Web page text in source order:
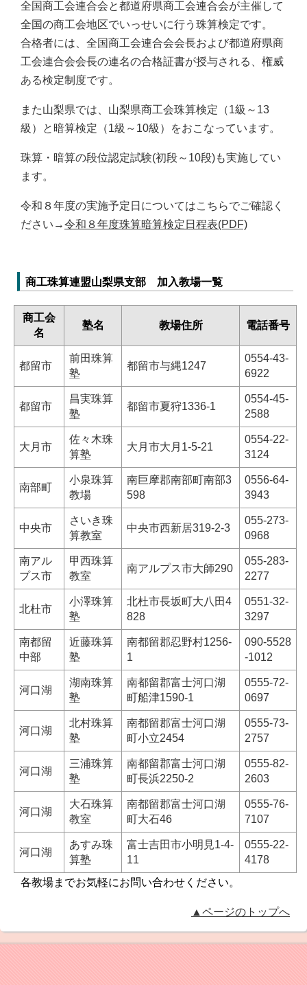
全国商工会連合会と都道府県商工会連合会が主催して
全国の商工会地区でいっせいに行う珠算検定です。
合格者には、全国商工会連合会会長および都道府県商
工会連合会会長の連名の合格証書が授与される、権威
ある検定制度です。
また山梨県では、山梨県商工会珠算検定（1級～13
級）と暗算検定（1級～10級）をおこなっています。
珠算・暗算の段位認定試験(初段～10段)も実施してい
ます。
令和８年度の実施予定日についてはこちらでご確認く
ださい→令和８年度珠算暗算検定日程表(PDF)
商工珠算連盟山梨県支部 加入教場一覧
商工会
名
塾名 教場住所 電話番号
都留市
前田珠算
塾
都留市与縄1247
0554-43-
6922
都留市
昌実珠算
塾
都留市夏狩1336-1
0554-45-
2588
大月市
佐々木珠
算塾
大月市大月1-5-21
0554-22-
3124
南部町
小泉珠算
教場
南巨摩郡南部町南部3
598
0556-64-
3943
中央市
さいき珠
算教室
中央市西新居319-2-3
055-273-
0968
南アル
プス市
甲西珠算
教室
南アルプス市大師290
055-283-
2277
北杜市
小澤珠算
塾
北杜市長坂町大八田4
828
0551-32-
3297
南都留
中部
近藤珠算
塾
南都留郡忍野村1256-
1
090-5528
-1012
河口湖
湖南珠算
塾
南都留郡富士河口湖
町船津1590-1
0555-72-
0697
河口湖
北村珠算
塾
南都留郡富士河口湖
町小立2454
0555-73-
2757
河口湖
三浦珠算
塾
南都留郡富士河口湖
町長浜2250-2
0555-82-
2603
河口湖
大石珠算
教室
南都留郡富士河口湖
町大石46
0555-76-
7107
河口湖
あすみ珠
算塾
富士吉田市小明見1-4-
11
0555-22-
4178
各教場までお気軽にお問い合わせください。
▲ページのトップへ